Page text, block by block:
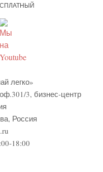
легко»
3, бизнес-центр
Россия
18:00